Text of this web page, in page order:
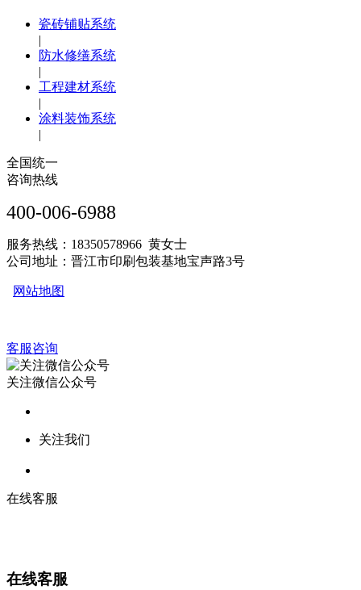
瓷砖铺贴系统
|
防水修缮系统
|
工程建材系统
|
涂料装饰系统
|
全国统一
咨询热线
400-006-6988
服务热线：18350578966 黄女士
公司地址：晋江市印刷包装基地宝声路3号
网站地图
客服咨询
关注微信公众号
关注我们
在线客服
在线客服